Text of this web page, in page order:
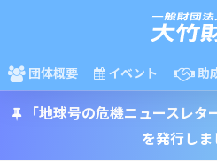
団体概要 イベント 助
「地球号の危機ニュースレタ
を発行しま